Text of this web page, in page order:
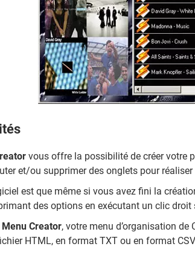
vous offre la possibilité de créer votre
et/ou supprimer des onglets pour
est que même si vous avez fini la
des options en exécutant un clic droit
Menu Creator, votre menu d’organisation de
HTML, en format TXT ou en format